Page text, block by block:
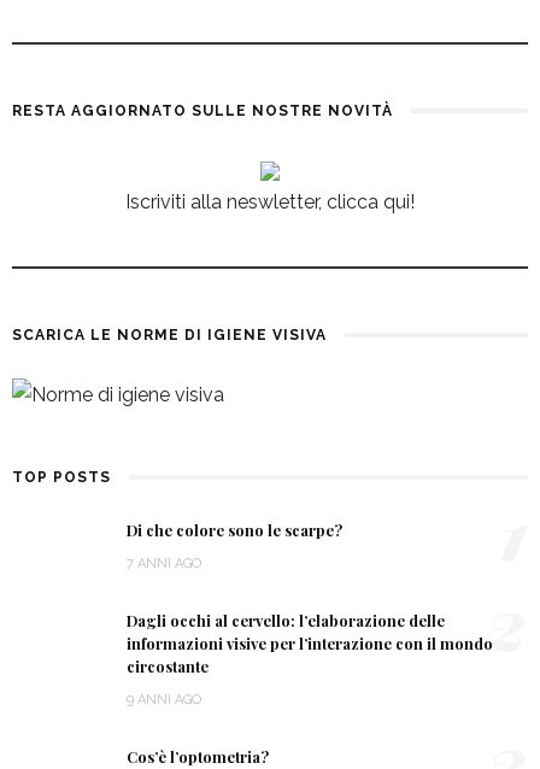
RESTA AGGIORNATO SULLE NOSTRE NOVITÀ
Iscriviti alla neswletter, clicca qui!
SCARICA LE NORME DI IGIENE VISIVA
TOP POSTS
Di che colore sono le scarpe?
7 ANNI AGO
Dagli occhi al cervello: l’elaborazione delle
informazioni visive per l’interazione con il mondo
circostante
9 ANNI AGO
2
Cos’è l’optometria?